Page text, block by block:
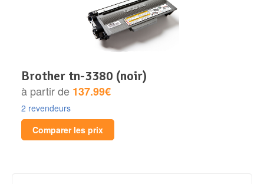
brother tn-3380 (noir)
à partir de 137.99€
2 revendeurs
Comparer les prix